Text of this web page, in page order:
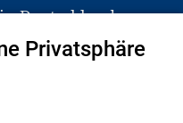
Deutschland
dabei.
Privatsphäre